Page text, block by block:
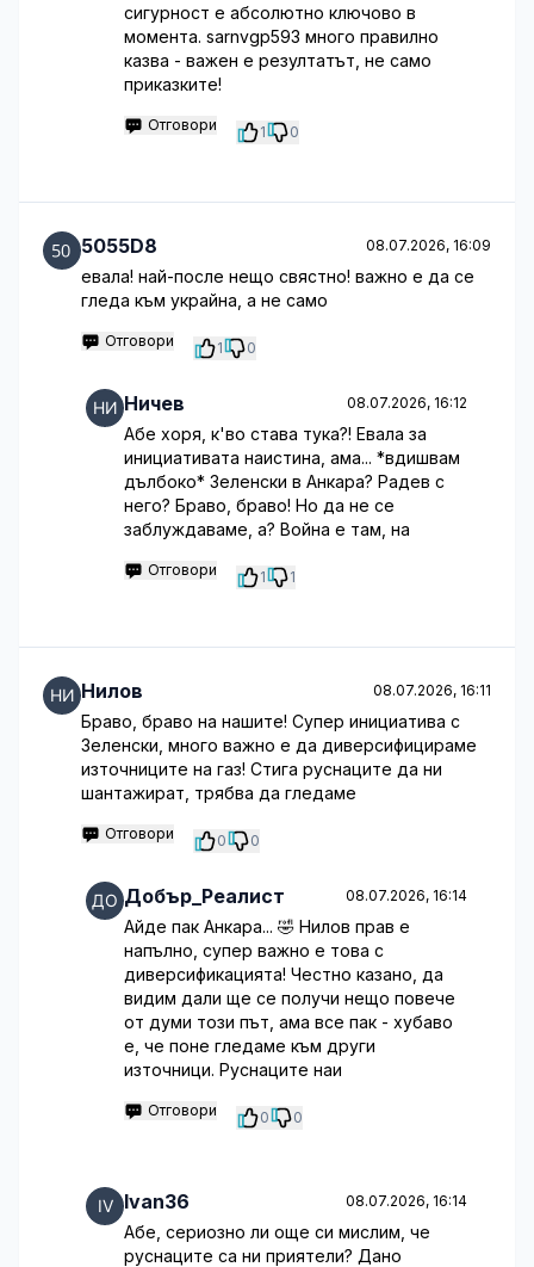
сигурност е абсолютно ключово в
момента. sarnvgp593 много правилно
казва - важен е резултатът, не само
приказките!
Отговори 1 0
5055D8 08.07.2026, 16:09
евала! най-после нещо свястно! важно е да се
гледа към украйна, а не само
Отговори 1 0
Ничев 08.07.2026, 16:12
Абе хоря, к'во става тука?! Евала за
инициативата наистина, ама... *вдишвам
дълбоко* Зеленски в Анкара? Радев с
него? Браво, браво! Но да не се
заблуждаваме, а? Война е там, на
Отговори 1 1
Нилов 08.07.2026, 16:11
Браво, браво на нашите! Супер инициатива с
Зеленски, много важно е да диверсифицираме
източниците на газ! Стига руснаците да ни
шантажират, трябва да гледаме
Отговори 0 0
Добър_Реалист 08.07.2026, 16:14
Айде пак Анкара... 🤣 Нилов прав е
напълно, супер важно е това с
диверсификацията! Честно казано, да
видим дали ще се получи нещо повече
от думи този път, ама все пак - хубаво
е, че поне гледаме към други
източници. Руснаците наи
Отговори 0 0
Ivan36 08.07.2026, 16:14
Абе, сериозно ли още си мислим, че
руснаците са ни приятели? Дано